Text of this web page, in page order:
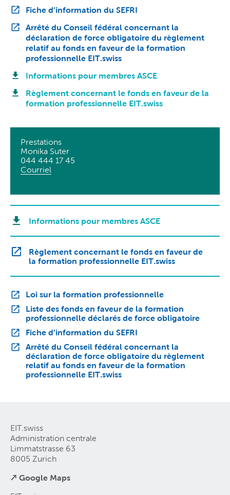
Fiche d’information du SEFRI
Arrêté du Conseil fédéral concernant la
déclaration de force obligatoire du règlement
relatif au fonds en faveur de la formation
professionnelle EIT.swiss
Informations pour membres ASCE
Règlement concernant le fonds en faveur de la
formation professionnelle EIT.swiss
Prestations
Monika Suter
044 444 17 45
Courriel
Informations pour membres ASCE
Règlement concernant le fonds en faveur de
la formation professionnelle EIT.swiss
Loi sur la formation professionnelle
Liste des fonds en faveur de la formation
professionnelle déclarés de force obligatoire
Fiche d’information du SEFRI
Arrêté du Conseil fédéral concernant la
déclaration de force obligatoire du règlement
relatif au fonds en faveur de la formation
professionnelle EIT.swiss
EIT.swiss
Administration centrale
Limmatstrasse 63
8005 Zurich
↗ Google Maps